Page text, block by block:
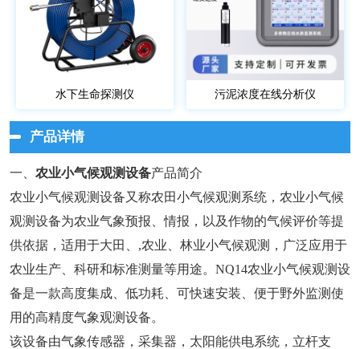
水下生命探测仪 污泥浓度在线分析仪
产品详情
一、 农业小气候观测设备产品简介
农业小气候观测设备又称农田小气候观测系统，农业小气候
观测设备为农业气象预报、情报，以及作物的气候评价等提
供依据，适用于大田、,农业、林业小气候观测，广泛应用于
农业生产、科研和标准测量等用途。NQ14农业小气候观测设
备是一款高度集成、低功耗、可快速安装、便于野外监测使
用的高精度气象观测设备。
该设备由气象传感器，采集器，太阳能供电系统，立杆支